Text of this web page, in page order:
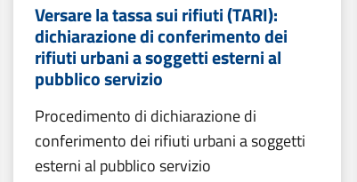
Versare la tassa sui rifiuti (TARI):
dichiarazione di conferimento dei
rifiuti urbani a soggetti esterni al
pubblico servizio
Procedimento di dichiarazione di
conferimento dei rifiuti urbani a soggetti
esterni al pubblico servizio